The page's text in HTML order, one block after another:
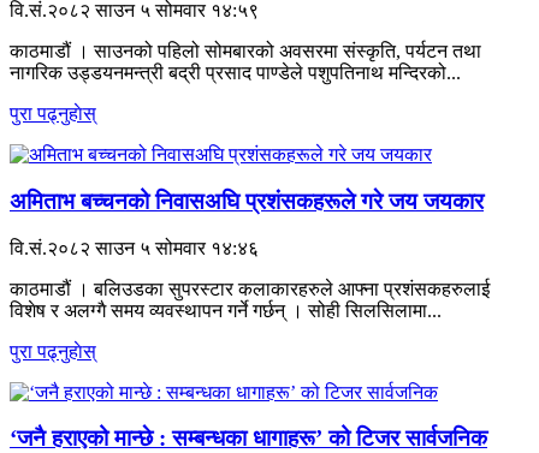
वि.सं.२०८२ साउन ५ सोमवार १४:५९
काठमाडौं । साउनको पहिलो सोमबारको अवसरमा संस्कृति, पर्यटन तथा
नागरिक उड्डयनमन्त्री बद्री प्रसाद पाण्डेले पशुपतिनाथ मन्दिरको...
पुरा पढ्नुहाेस्
अमिताभ बच्चनको निवासअघि प्रशंसकहरूले गरे जय जयकार
वि.सं.२०८२ साउन ५ सोमवार १४:४६
काठमाडौं । बलिउडका सुपरस्टार कलाकारहरुले आफ्ना प्रशंसकहरुलाई
विशेष र अलग्गै समय व्यवस्थापन गर्ने गर्छन् । सोही सिलसिलामा...
पुरा पढ्नुहाेस्
‘जनै हराएको मान्छे : सम्बन्धका धागाहरू’ को टिजर सार्वजनिक